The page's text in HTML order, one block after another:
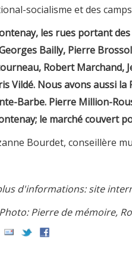
socialisme et des
les rues portant
Bailly, Pierre
Robert Marchand,
Vildé. Nous avons aussi la
Barbe. Pierre Million-
le marché couvert
Bourdet, conseillère
d'informations: site
Photo: Pierre de mémoire,